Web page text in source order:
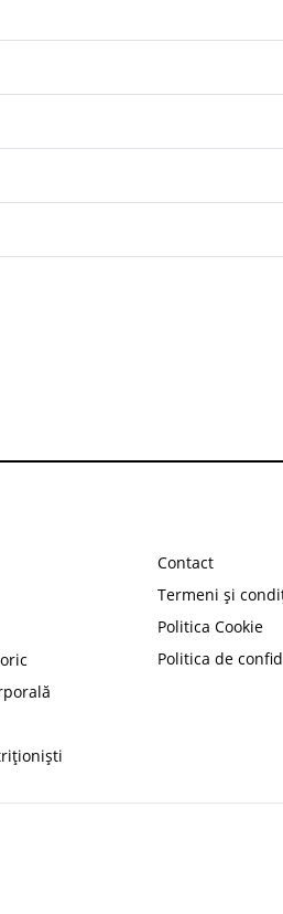
Contact
Termeni și
Politica Cookie
Politica de